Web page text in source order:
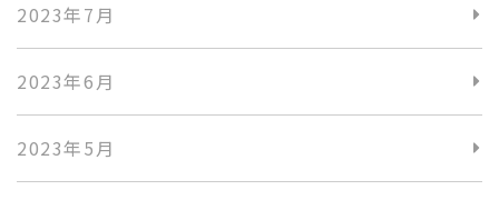
2023年7月
2023年6月
2023年5月